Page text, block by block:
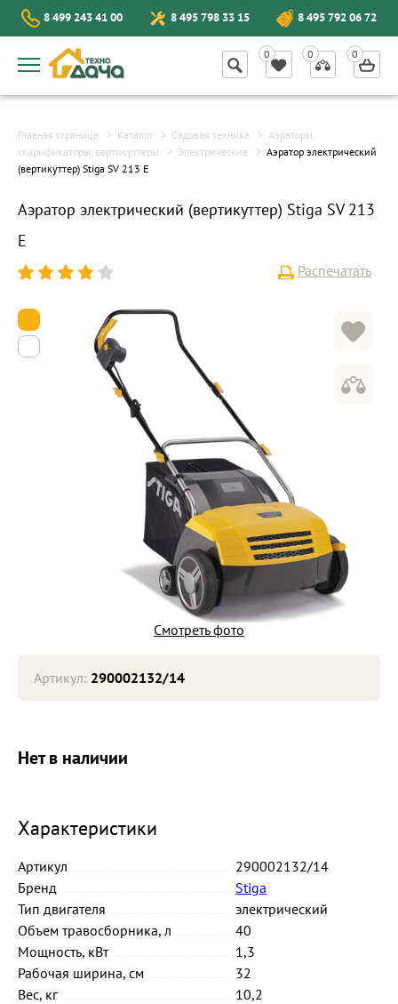
8 499 243 41 00 8 495 798 33 15 8 495 792 06 72
Главная страница Каталог Садовая техника
Аэраторы,
скарификаторы, вертикуттеры
Электрические
Аэратор электрический
(вертикуттер) Stiga SV 213 E
Аэратор электрический (вертикуттер) Stiga SV 213
E
Распечатать
Смотреть фото
Нет в наличии
Характеристики
Артикул
290002132/14
Бренд
Stiga
Тип двигателя
электрический
Объем травосборника, л
40
Мощность, кВт
1,3
Рабочая ширина, см
32
Вес, кг
10,2
Артикул: 290002132/14